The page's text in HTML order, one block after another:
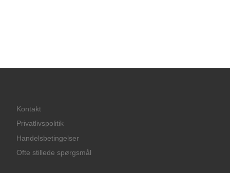
Kontakt
Privatlivspolitik
Handelsbetingelser
Ofte stillede spørgsmål